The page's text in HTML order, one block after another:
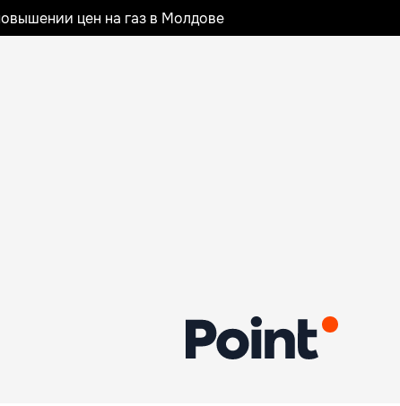
цен на газ в Молдове